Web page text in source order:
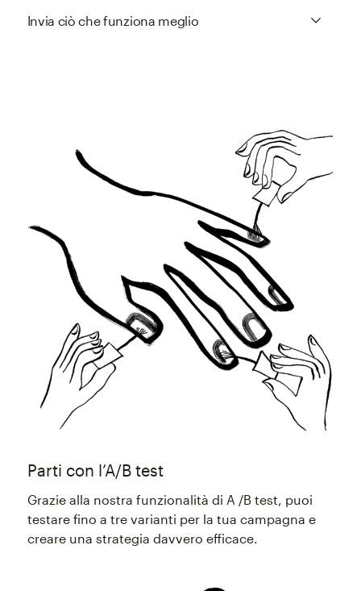
Invia ciò che funziona meglio
Parti con l’A/B test
Grazie alla nostra funzionalità di A /B test, puoi
testare fino a tre varianti per la tua campagna e
creare una strategia davvero efficace.